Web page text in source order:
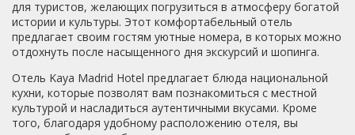
для туристов, желающих погрузиться в атмосферу богатой
истории и культуры. Этот комфортабельный отель
предлагает своим гостям уютные номера, в которых можно
отдохнуть после насыщенного дня экскурсий и шопинга.
Отель Kaya Madrid Hotel предлагает блюда национальной
кухни, которые позволят вам познакомиться с местной
культурой и насладиться аутентичными вкусами. Кроме
того, благодаря удобному расположению отеля, вы